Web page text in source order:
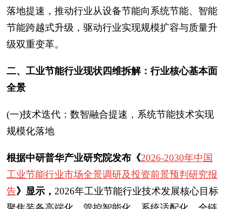
落地提速，推动行业从设备节能向系统节能、智能
节能跨越式升级，驱动行业实现规模扩容与质量升
级双重变革。
二、工业节能行业现状四维拆解：行业核心基本面
全景
(一)技术迭代：数智融合提速，系统节能技术实现
规模化落地
根据中研普华产业研究院发布《2026-2030年中国
工业节能行业市场全景调研及投资前景预判研究报
告》显示， 2026年工业节能行业技术发展核心目标